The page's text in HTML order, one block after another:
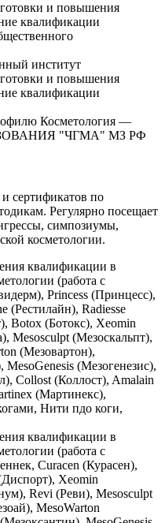
и повышения
квалификации
институт
и повышения
квалификации
Косметология —
"ЧГМА" МЗ РФ
сертификатов по
Регулярно посещает
симпозиумы,
косметологии.
квалификации в
(работа с
Princess (Принцесс),
(Рестилайн), Radiesse
Botox (Ботокс), Xeomin
Mesosculpt (Мезоскальпт),
(Мезовартон),
(Мезогенезис),
Collost (Коллост), Amalain
(Мартинекс),
Нити пдо коги,
квалификации в
(работа с
Curacen (Курасен),
Xeomin
Revi (Реви), Mesosculpt
MesoWarton